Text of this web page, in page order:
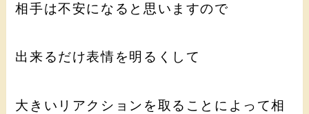
相手は不安になると思いますので
出来るだけ表情を明るくして
大きいリアクションを取ることによって相